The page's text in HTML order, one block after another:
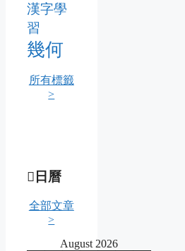
漢字學
習
幾何
所有標籤
>
日曆
全部文章
>
August 2026